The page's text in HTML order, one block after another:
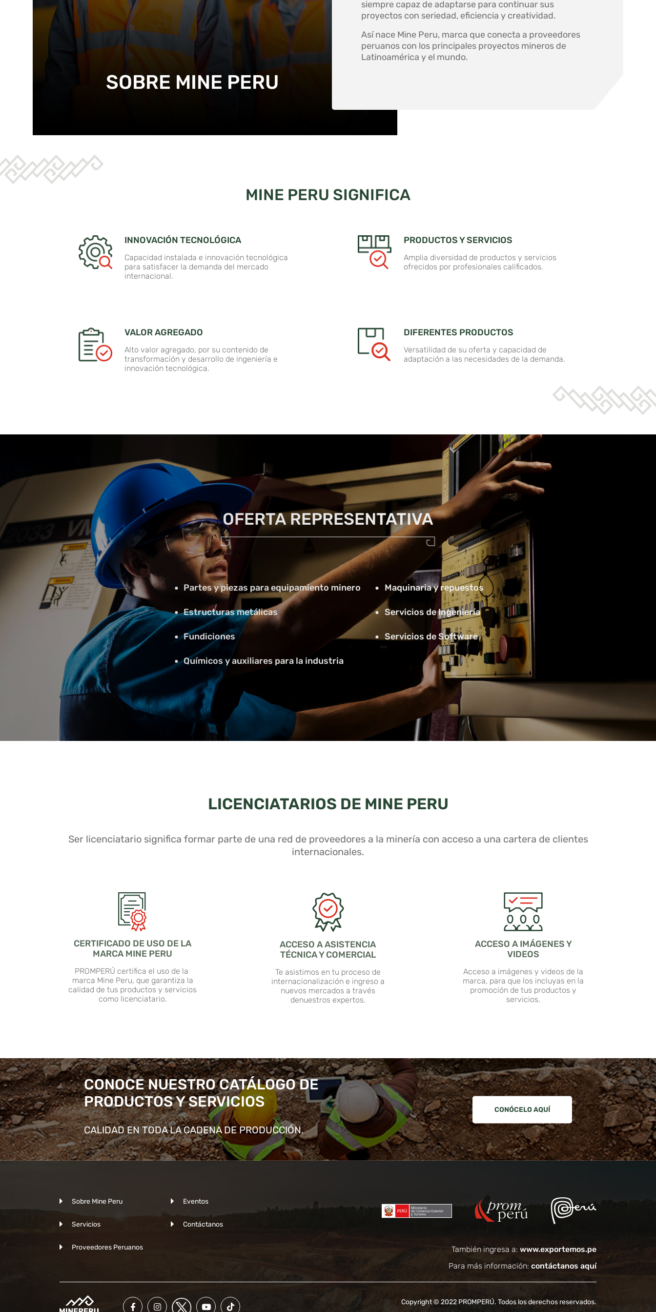
SOBRE MINE PERU
siempre capaz de adaptarse para continuar sus
proyectos con seriedad, eficiencia y creatividad.
Así nace Mine Peru, marca que conecta a proveedores
peruanos con los principales proyectos mineros de
Latinoamérica y el mundo.
MINE PERU SIGNIFICA
INNOVACIÓN TECNOLÓGICA
Capacidad instalada e innovación tecnológica
para satisfacer la demanda del mercado
internacional.
PRODUCTOS Y SERVICIOS
Amplia diversidad de productos y servicios
ofrecidos por profesionales calificados.
VALOR AGREGADO
Alto valor agregado, por su contenido de
transformación y desarrollo de ingeniería e
innovación tecnológica.
DIFERENTES PRODUCTOS
Versatilidad de su oferta y capacidad de
adaptación a las necesidades de la demanda.
OFERTA REPRESENTATIVA
Partes y piezas para equipamiento minero
Estructuras metálicas
Fundiciones
Químicos y auxiliares para la industria
Maquinaria y repuestos
Servicios de Ingeniería
Servicios de Software
LICENCIATARIOS DE MINE PERU
Ser licenciatario significa formar parte de una red de proveedores a la minería con acceso a una cartera de clientes
internacionales.
CERTIFICADO DE USO DE LA
MARCA MINE PERU
PROMPERÚ certifica el uso de la
marca Mine Peru, que garantiza la
calidad de tus productos y servicios
como licenciatario.
ACCESO A ASISTENCIA
TÉCNICA Y COMERCIAL
Te asistimos en tu proceso de
internacionalización e ingreso a
nuevos mercados a través
denuestros expertos.
ACCESO A IMÁGENES Y
VIDEOS
Acceso a imágenes y videos de la
marca, para que los incluyas en la
promoción de tus productos y
servicios.
CONOCE NUESTRO CATÁLOGO DE
PRODUCTOS Y SERVICIOS
CALIDAD EN TODA LA CADENA DE PRODUCCIÓN.
CONÓCELO AQUÍ
Sobre Mine Peru
Servicios
Proveedores Peruanos
Eventos
Contáctanos
También ingresa a: www.exportemos.pe
Para más información: contáctanos aquí
Copyright © 2022 PROMPERÚ. Todos los derechos reservados.